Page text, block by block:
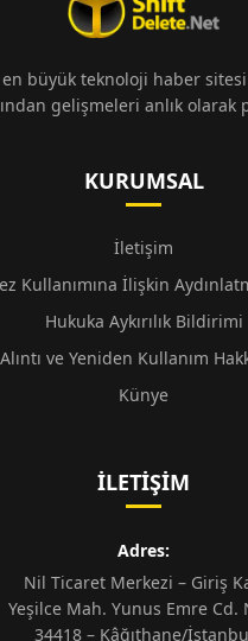
büyük teknoloji haber
gelişmeleri anlık olarak
KURUMSAL
İletişim
Kullanımına İlişkin
Hukuka Aykırılık Bildirimi
Alıntı ve Yeniden Kullanım
Künye
İLETIŞIM
Adres:
Nil Ticaret Merkezi – Giriş
Yeşilce Mah. Yunus Emre Cd.
34418 – Kâğıthane/